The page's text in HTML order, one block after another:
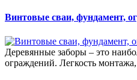
Винтовые сваи, фундамент,
Деревянные заборы – это
ограждений. Легкость